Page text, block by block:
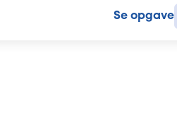
Se opgave